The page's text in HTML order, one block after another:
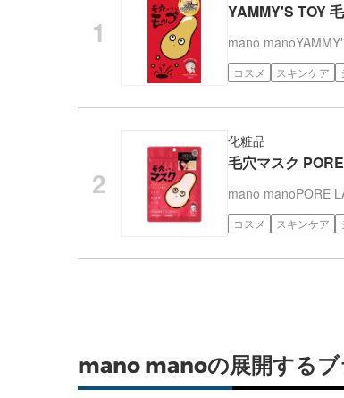
YAMMY'S TOY
mano mano
コスメ スキンケア
化粧品
毛穴マスク
mano manoPORE
コスメ スキンケア
mano manoの展開するブ